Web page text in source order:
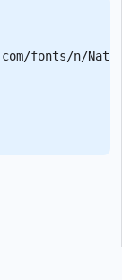
fonts/n/